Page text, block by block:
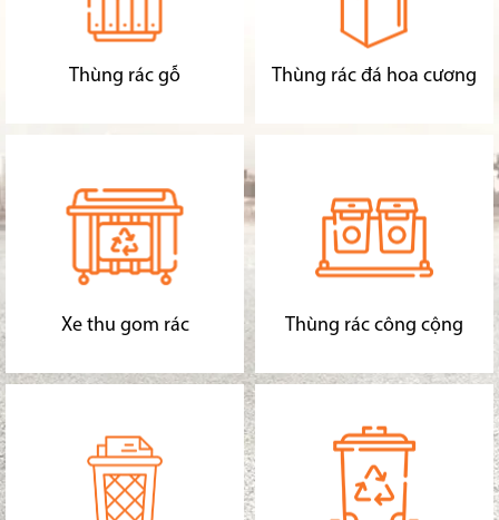
Thùng rác gỗ Thùng rác đá hoa cương
Xe thu gom rác Thùng rác công cộng